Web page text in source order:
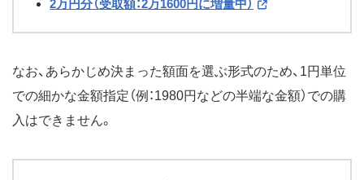
2万円分（受取額：2万1600円に増量中）
なお、あらかじめ決まった額面を選ぶ形式のため、1円単位
での細かな金額指定（例：1980円などの半端な金額）での購
入はできません。